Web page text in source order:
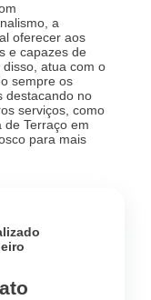
a
oferecer aos
e capazes de
atua com o
sempre os
destacando no
serviços, como
de Terraço em
para mais